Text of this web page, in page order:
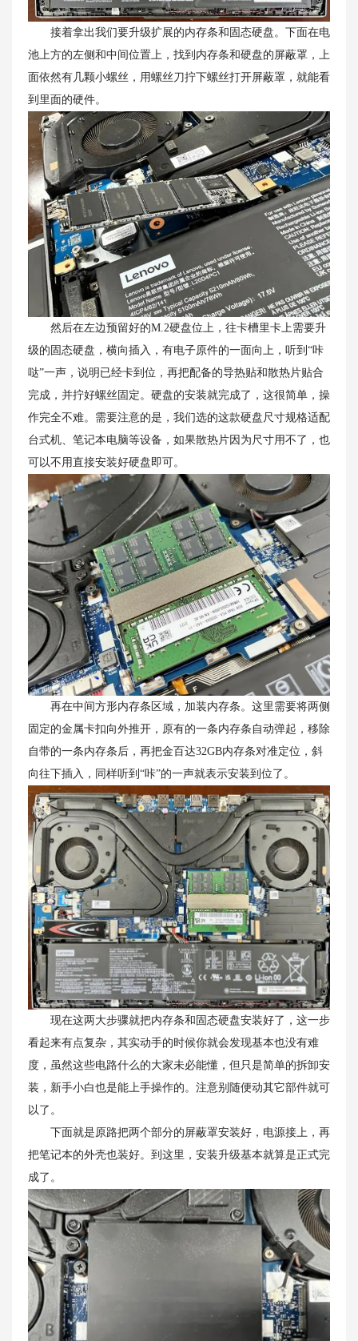
接着拿出我们要升级扩展的内存条和固态硬盘。下面在电
池上方的左侧和中间位置上，找到内存条和硬盘的屏蔽罩，上
面依然有几颗小螺丝，用螺丝刀拧下螺丝打开屏蔽罩，就能看
到里面的硬件。
然后在左边预留好的M.2硬盘位上，往卡槽里卡上需要升
级的固态硬盘，横向插入，有电子原件的一面向上，听到“咔
哒”一声，说明已经卡到位，再把配备的导热贴和散热片贴合
完成，并拧好螺丝固定。硬盘的安装就完成了，这很简单，操
作完全不难。需要注意的是，我们选的这款硬盘尺寸规格适配
台式机、笔记本电脑等设备，如果散热片因为尺寸用不了，也
可以不用直接安装好硬盘即可。
再在中间方形内存条区域，加装内存条。这里需要将两侧
固定的金属卡扣向外推开，原有的一条内存条自动弹起，移除
自带的一条内存条后，再把金百达32GB内存条对准定位，斜
向往下插入，同样听到“咔”的一声就表示安装到位了。
现在这两大步骤就把内存条和固态硬盘安装好了，这一步
看起来有点复杂，其实动手的时候你就会发现基本也没有难
度，虽然这些电路什么的大家未必能懂，但只是简单的拆卸安
装，新手小白也是能上手操作的。注意别随便动其它部件就可
以了。
下面就是原路把两个部分的屏蔽罩安装好，电源接上，再
把笔记本的外壳也装好。到这里，安装升级基本就算是正式完
成了。